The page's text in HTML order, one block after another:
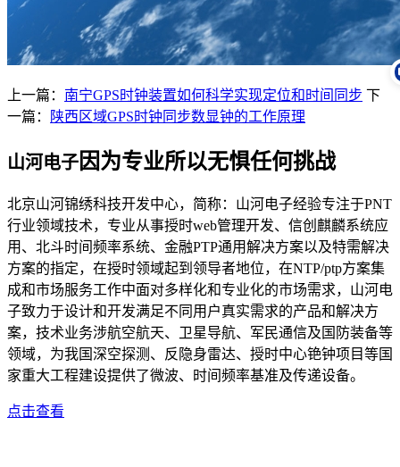
上一篇： 南宁GPS时钟装置如何科学实现定位和时间同步 下
一篇：
陕西区域GPS时钟同步数显钟的工作原理
山河电子因为专业所以无惧任何挑战
北京山河锦绣科技开发中心，简称：山河电子经验专注于PNT
行业领域技术，专业从事授时web管理开发、信创麒麟系统应
用、北斗时间频率系统、金融PTP通用解决方案以及特需解决
方案的指定，在授时领域起到领导者地位，在NTP/ptp方案集
成和市场服务工作中面对多样化和专业化的市场需求，山河电
子致力于设计和开发满足不同用户真实需求的产品和解决方
案，技术业务涉航空航天、卫星导航、军民通信及国防装备等
领域，为我国深空探测、反隐身雷达、授时中心铯钟项目等国
家重大工程建设提供了微波、时间频率基准及传递设备。
点击查看